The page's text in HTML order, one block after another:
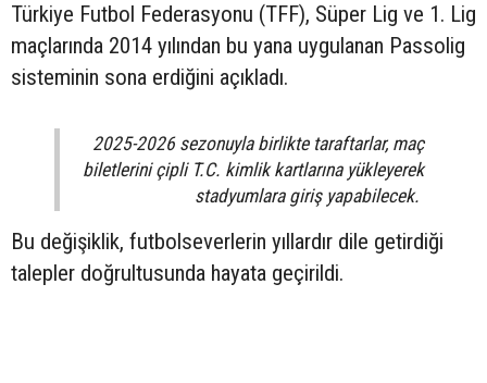
Türkiye Futbol Federasyonu (TFF), Süper Lig ve 1. Lig
maçlarında 2014 yılından bu yana uygulanan Passolig
sisteminin sona erdiğini açıkladı.
2025-2026 sezonuyla birlikte taraftarlar, maç
biletlerini çipli T.C. kimlik kartlarına yükleyerek
stadyumlara giriş yapabilecek.
Bu değişiklik, futbolseverlerin yıllardır dile getirdiği
talepler doğrultusunda hayata geçirildi.